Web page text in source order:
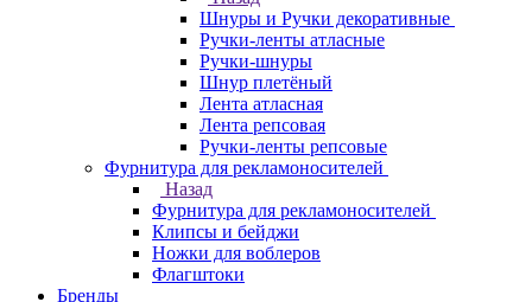
Шнуры и Ручки декоративные
Ручки-ленты атласные
Ручки-шнуры
Шнур плетёный
Лента атласная
Лента репсовая
Ручки-ленты репсовые
Фурнитура для рекламоносителей
Назад
Фурнитура для рекламоносителей
Клипсы и бeйджи
Ножки для воблеров
Флагштоки
Бренды